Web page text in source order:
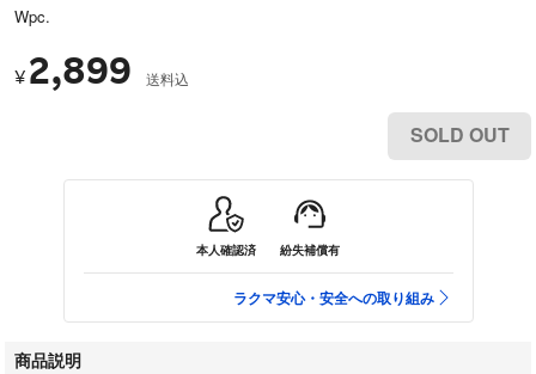
Wpc.
¥ 2,899 送料込
SOLD OUT
本人確認済 紛失補償有
ラクマ安心・安全への取り組み
商品説明